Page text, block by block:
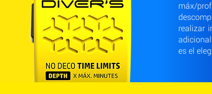
máx/
realizar
es el